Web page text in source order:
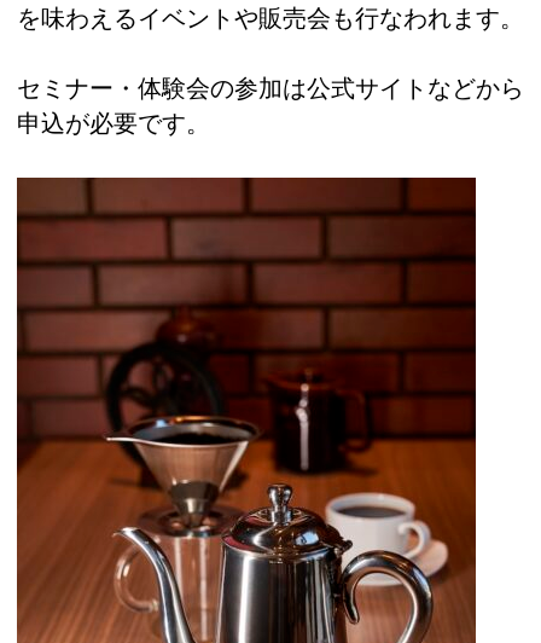
を味わえるイベントや販売会も行なわれます。
セミナー・体験会の参加は公式サイトなどから
申込が必要です。